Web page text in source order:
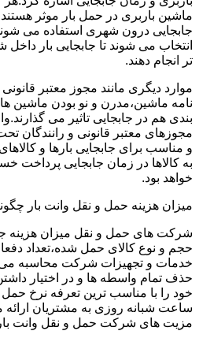
ماشین باربری در حمل بار موثر
جابجایی درون شهری استفاده می
انتخاب می شوند تا جابجایی بار
تر انجام دهند.
موارد دیگری مانند مجوز معتبر
نامه ماشین،مدرن و نو بودن ماشین
بندی هم در جابجایی تاثیر می
مجوزهای معتبر قانونی و رانندگان
و مناسب برای جابجایی بارها و
به کالاها در زمان جابجایی پرداخت
خواهد بود.
میزان هزینه حمل و نقل وانت بار
شرکت های حمل و نقل میزان هزینه
حجم و نوع کالای حمل شده،تعداد
خدمات و تجهیزات شرکت محاسبه می
حذف تمام واسطه ها و در اختیار
ساعت شبانه روزی به مشتریان ارائه
مزیت های شرکت حمل و نقل وانت